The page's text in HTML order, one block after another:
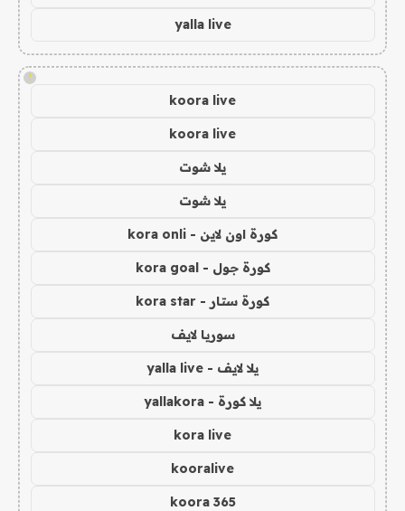
yalla live
!
koora live
koora live
يلا شوت
يلا شوت
كورة اون لاين - kora onli
كورة جول - kora goal
كورة ستار - kora star
سوريا لايف
يلا لايف - yalla live
يلا كورة - yallakora
kora live
kooralive
koora 365